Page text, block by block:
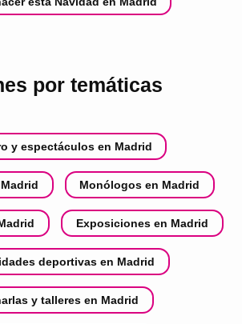
por temáticas
y espectáculos en Madrid
Monólogos en Madrid
Exposiciones en Madrid
deportivas en Madrid
y talleres en Madrid